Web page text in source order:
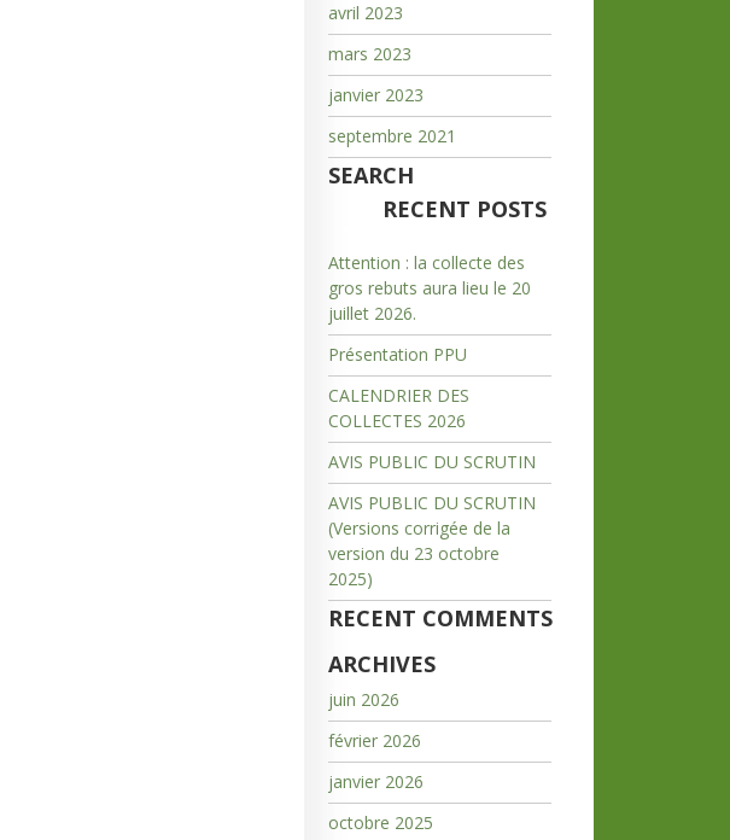
avril 2023
mars 2023
janvier 2023
septembre 2021
SEARCH
RECENT POSTS
Attention : la collecte des
gros rebuts aura lieu le 20
juillet 2026.
Présentation PPU
CALENDRIER DES
COLLECTES 2026
AVIS PUBLIC DU SCRUTIN
AVIS PUBLIC DU SCRUTIN
(Versions corrigée de la
version du 23 octobre
2025)
RECENT COMMENTS
ARCHIVES
juin 2026
février 2026
janvier 2026
octobre 2025